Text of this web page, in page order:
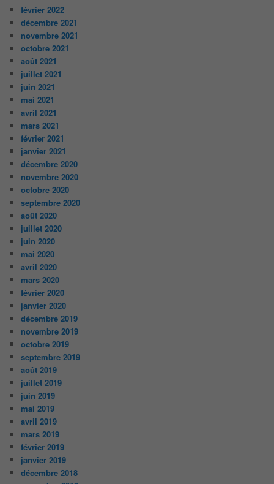
février 2022
décembre 2021
novembre 2021
octobre 2021
août 2021
juillet 2021
juin 2021
mai 2021
avril 2021
mars 2021
février 2021
janvier 2021
décembre 2020
novembre 2020
octobre 2020
septembre 2020
août 2020
juillet 2020
juin 2020
mai 2020
avril 2020
mars 2020
février 2020
janvier 2020
décembre 2019
novembre 2019
octobre 2019
septembre 2019
août 2019
juillet 2019
juin 2019
mai 2019
avril 2019
mars 2019
février 2019
janvier 2019
décembre 2018